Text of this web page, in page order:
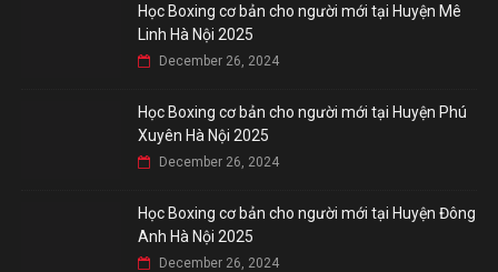
Học Boxing cơ bản cho người mới tại Huyện Mê
Linh Hà Nội 2025
December 26, 2024
Học Boxing cơ bản cho người mới tại Huyện Phú
Xuyên Hà Nội 2025
December 26, 2024
Học Boxing cơ bản cho người mới tại Huyện Đông
Anh Hà Nội 2025
December 26, 2024